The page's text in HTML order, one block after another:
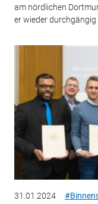
am nördlichen
er wieder durchgängig
31.01.2024